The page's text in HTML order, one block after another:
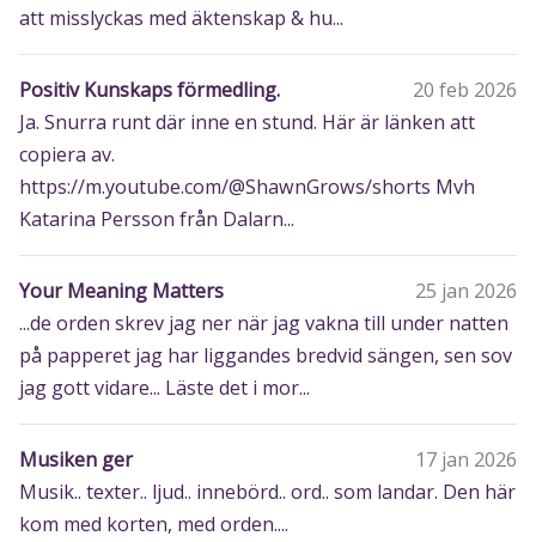
att misslyckas med äktenskap & hu...
Positiv Kunskaps förmedling.
20 feb 2026
Ja. Snurra runt där inne en stund. Här är länken att
copiera av.
https://m.youtube.com/@ShawnGrows/shorts Mvh
Katarina Persson från Dalarn...
Your Meaning Matters
25 jan 2026
...de orden skrev jag ner när jag vakna till under natten
på papperet jag har liggandes bredvid sängen, sen sov
jag gott vidare... Läste det i mor...
Musiken ger
17 jan 2026
Musik.. texter.. ljud.. innebörd.. ord.. som landar. Den här
kom med korten, med orden....